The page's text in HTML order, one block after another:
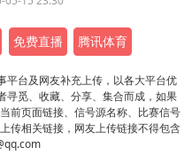
免费直播 腾讯体育
平台及网友补充上传，以各大平台优
寻觅、收藏、分享、集合而成，如果
前页面链接、信号源名称、比赛信号
传相关链接，网友上传链接不得包含